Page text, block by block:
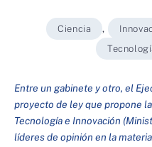
Ciencia ,
Entre un gabinete y otro, el
proyecto de ley que propone
Tecnología e Innovación
líderes de opinión en la